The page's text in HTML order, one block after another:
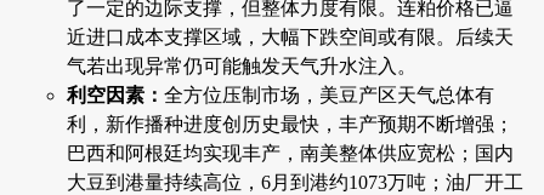
了一定的边际支撑，但整体力度有限。连粕价格已逼
近进口成本支撑区域，大幅下跌空间或有限。后续天
气若出现异常仍可能触发天气升水注入。
利空因素： 全方位压制市场，美豆产区天气总体有
利，新作播种进度创历史最快，丰产预期不断增强；
巴西和阿根廷均实现丰产，南美整体供应宽松；国内
大豆到港量持续高位，6月到港约1073万吨；油厂开工